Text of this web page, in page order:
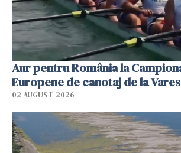
Aur pentru România la
Europene de canotaj de la
02 AUGUST 2026